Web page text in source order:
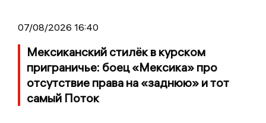
07/08/2026 16:40
Мексиканский стилёк в курском
приграничье: боец «Мексика» про
отсутствие права на «заднюю» и тот
самый Поток